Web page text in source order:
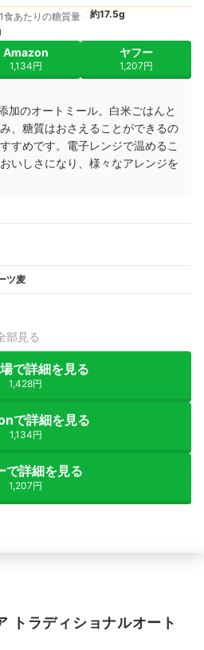
1食あたりの糖質量
約17.5g
Amazon
1,134円
ヤフー
1,207円
加のオートミール。白米ごはんと
、糖質はおさえることができるの
すめです。電子レンジで温めるこ
いしさになり、様々なアレンジを
ツ麦
部見る
で詳細を見る
1,428円
で詳細を見る
1,134円
で詳細を見る
1,207円
トラディショナルオート